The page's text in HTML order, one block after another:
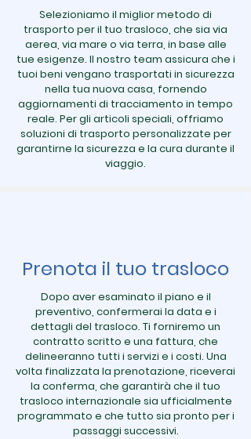
Selezioniamo il miglior metodo di
trasporto per il tuo trasloco, che sia via
aerea, via mare o via terra, in base alle
tue esigenze. Il nostro team assicura che i
tuoi beni vengano trasportati in sicurezza
nella tua nuova casa, fornendo
aggiornamenti di tracciamento in tempo
reale. Per gli articoli speciali, offriamo
soluzioni di trasporto personalizzate per
garantirne la sicurezza e la cura durante il
viaggio.
Prenota il tuo trasloco
Dopo aver esaminato il piano e il
preventivo, confermerai la data e i
dettagli del trasloco. Ti forniremo un
contratto scritto e una fattura, che
delineeranno tutti i servizi e i costi. Una
volta finalizzata la prenotazione, riceverai
la conferma, che garantirà che il tuo
trasloco internazionale sia ufficialmente
programmato e che tutto sia pronto per i
passaggi successivi.